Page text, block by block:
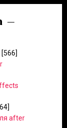
[566]
after